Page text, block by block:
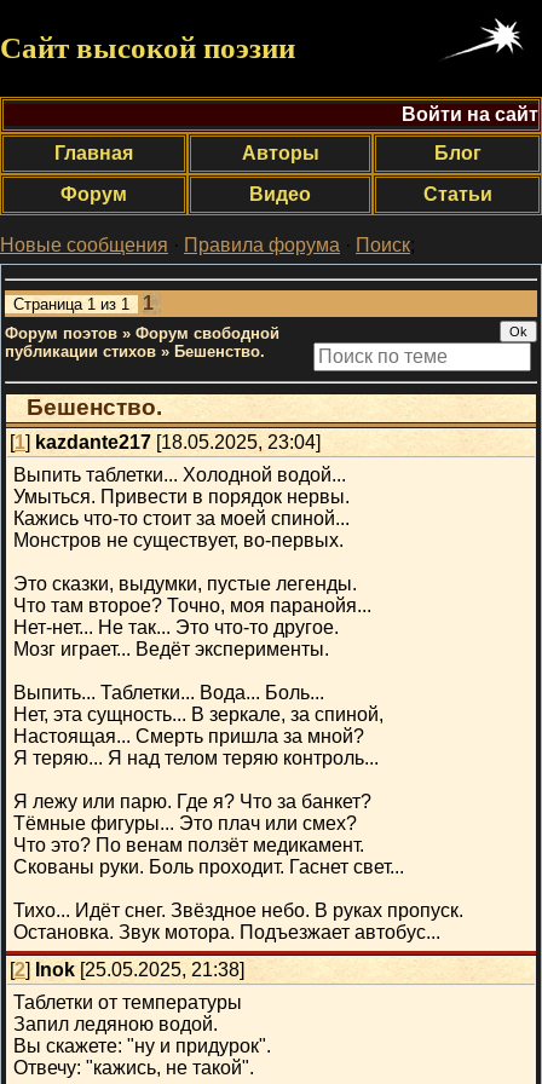
Сайт высокой поэзии
Войти на сайт
Главная
Авторы
Блог
Форум
Видео Статьи
Новые сообщения · Правила форума · Поиск;
Страница 1 из 1 1
Форум поэтов » Форум свободной
публикации стихов » Бешенство.
Бешенство.
[1] kazdante217 [18.05.2025, 23:04]
Выпить таблетки... Холодной водой...
Умыться. Привести в порядок нервы.
Кажись что-то стоит за моей спиной...
Монстров не существует, во-первых.
Это сказки, выдумки, пустые легенды.
Что там второе? Точно, моя паранойя...
Нет-нет... Не так... Это что-то другое.
Мозг играет... Ведёт эксперименты.
Выпить... Таблетки... Вода... Боль...
Нет, эта сущность... В зеркале, за спиной,
Настоящая... Смерть пришла за мной?
Я теряю... Я над телом теряю контроль...
Я лежу или парю. Где я? Что за банкет?
Тёмные фигуры... Это плач или смех?
Что это? По венам ползёт медикамент.
Скованы руки. Боль проходит. Гаснет свет...
Тихо... Идёт снег. Звёздное небо. В руках пропуск.
Остановка. Звук мотора. Подъезжает автобус...
[2] Inok [25.05.2025, 21:38]
Таблетки от температуры
Запил ледяною водой.
Вы скажете: "ну и придурок".
Отвечу: "кажись, не такой".